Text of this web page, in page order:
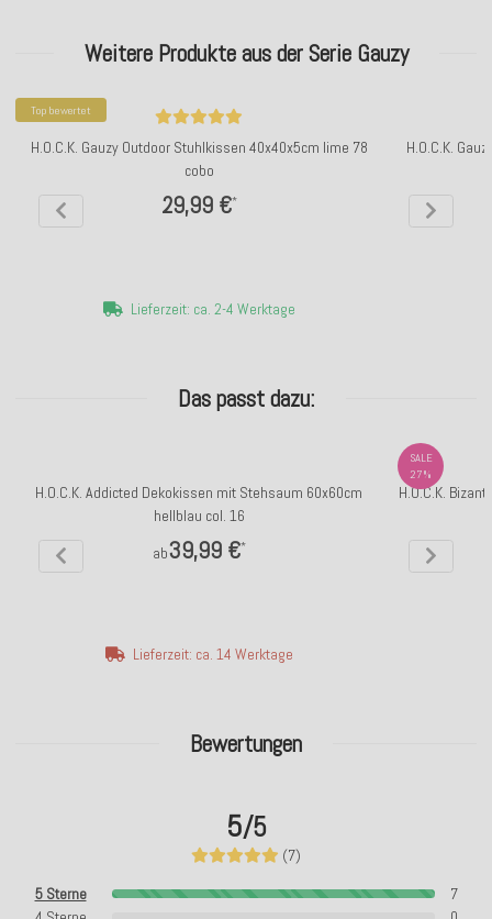
Bewertungen
5/5
(7)
5 Sterne
7
Weitere Produkte aus der Serie Gauzy
Top bewertet
H.O.C.K. Gauzy Outdoor Stuhlkissen 40x40x5cm lime 78
cobo
29,99 €*
Lieferzeit: ca. 2-4 Werktage
H.O.C.K.
Das passt dazu:
H.O.C.K. Addicted Dekokissen mit Stehsaum 60x60cm
hellblau col. 16
ab39,99 €*
Lieferzeit: ca. 14 Werktage
SALE
27%
H.O.C.K.